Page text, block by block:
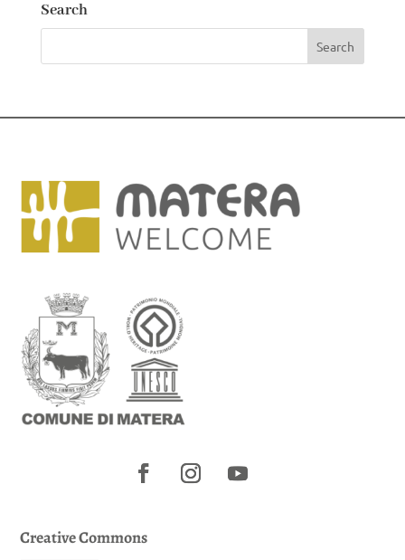
Search
Creative Commons